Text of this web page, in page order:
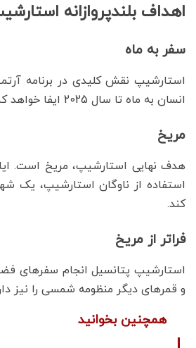
اهداف بلندپروازانه
سفر به ماه
استارشیپ نقش کلیدی در برنامه
انسان به ماه تا سال 2025 ایفا خواهد کرد.
مریخ
هدف نهایی استارشیپ، مریخ است.
استفاده از ناوگان استارشیپ، یک
کند.
فراتر از مریخ
استارشیپ پتانسیل انجام سفرهای
و قمرهای دیگر منظومه شمسی را نیز
همچنین بخوانید